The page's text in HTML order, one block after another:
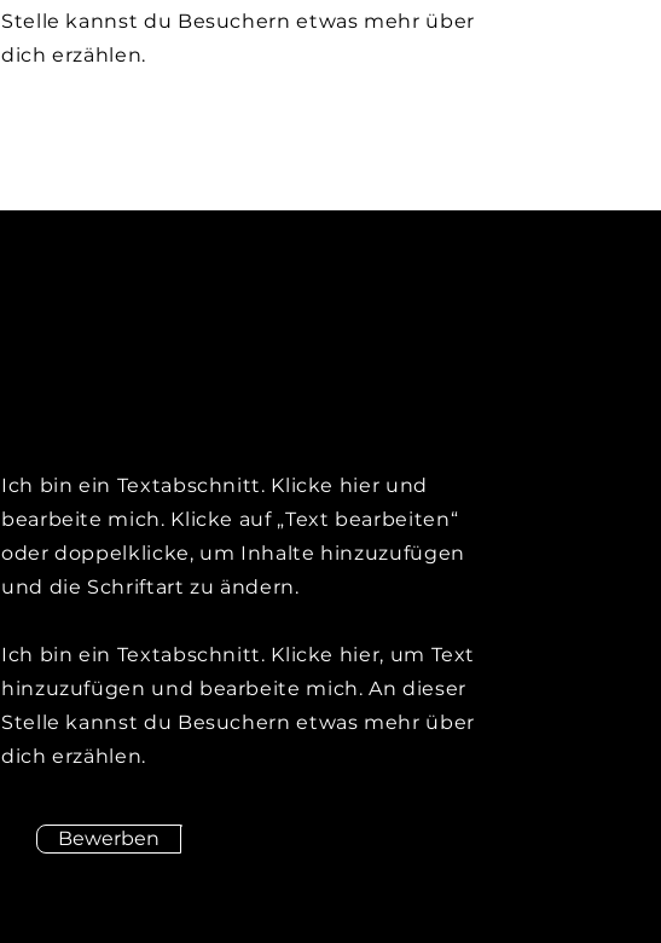
Stelle kannst du Besuchern etwas mehr über
dich erzählen.
Ich bin ein Textabschnitt. Klicke hier und
bearbeite mich. Klicke auf „Text bearbeiten“
oder doppelklicke, um Inhalte hinzuzufügen
und die Schriftart zu ändern.
Ich bin ein Textabschnitt. Klicke hier, um Text
hinzuzufügen und bearbeite mich. An dieser
Stelle kannst du Besuchern etwas mehr über
dich erzählen.
Bewerben